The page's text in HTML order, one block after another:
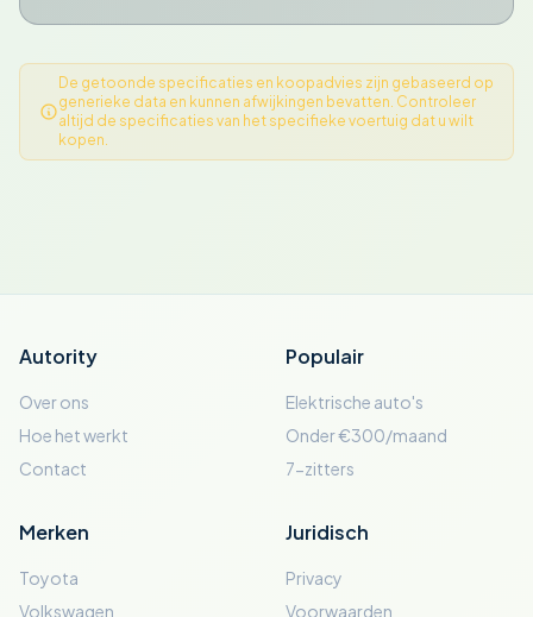
De getoonde specificaties en koopadvies zijn gebaseerd op
generieke data en kunnen afwijkingen bevatten. Controleer
altijd de specificaties van het specifieke voertuig dat u wilt
kopen.
Autority
Over ons
Hoe het werkt
Contact
Populair
Elektrische auto's
Onder €300/maand
7-zitters
Merken
Toyota
Volkswagen
Juridisch
Privacy
Voorwaarden